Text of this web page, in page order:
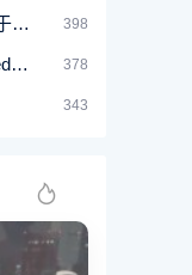
creed香水是哪个国家的品牌 属于什么档次 398
迪奥和儿香水哪个好 ​香水edt和edp是什么意思 378
343